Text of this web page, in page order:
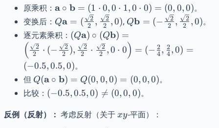
原乘积： \mathbf{a}
\circ
\mathbf{b}
= (1 \cdot
0, 0 \cdot 1,
0 \cdot 0)
= (0,0,0)
a ∘ b = (1 ⋅ 0,0 ⋅ 1,0 ⋅ 0) = (0, 0,0)。
变换后： Q\mathbf{a} =
(\frac{\sqrt{2}}
{2},
\frac{\sqrt{2}}
{2}, 0)
Qa = ( 2
2 , 2
2 , 0), Q\mathbf{b}
\frac{\sqrt{2}}
{2},
{2}, 0)
Qb = (− 2
2 , 2
2 ,0)。
逐元素乘积： (Q\mathbf{a})
\circ
(Q\mathbf{b})
= \left(
\frac{\sqrt{2}}
{2} \cdot (-
\frac{\sqrt{2}}
{2}),
(Qa) ∘ (Qb) =
( 2
2 ⋅ (− 2
2 ), 2
2 ⋅ 2
2 ,0 ⋅ 0) = (− 4
2 , 4
2 ,0) =
(−0.5,0.5, 0)。
但 Q
(\mathbf{a}
\circ
\mathbf{b})
Q(a ∘ b) = Q(0, 0,0) = (0,0,0)。
比较： (-0.5,
\neq
(−0.5,0.5, 0) 
= (0, 0, 0)。
反例（反射）： 考虑反射（关于 xy
xy-平面）：